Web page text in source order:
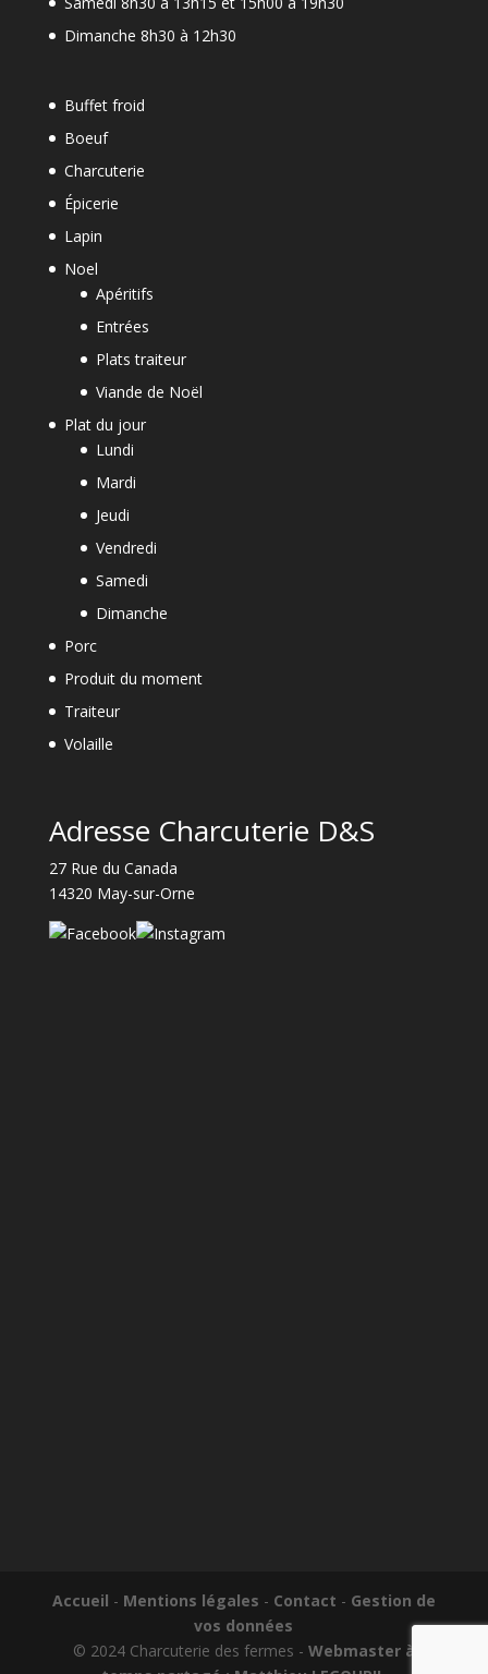
Dimanche 8h30 à 12h30
Buffet froid
Boeuf
Charcuterie
Épicerie
Lapin
Noel
Apéritifs
Entrées
Plats traiteur
Viande de Noël
Plat du jour
Lundi
Mardi
Jeudi
Vendredi
Samedi
Dimanche
Porc
Produit du moment
Traiteur
Volaille
Adresse Charcuterie D&S
27 Rue du Canada
14320 May-sur-Orne
Accueil - Mentions légales - Contact - Gestion de
vos données
© 2024 Charcuterie des fermes - Webmaster à